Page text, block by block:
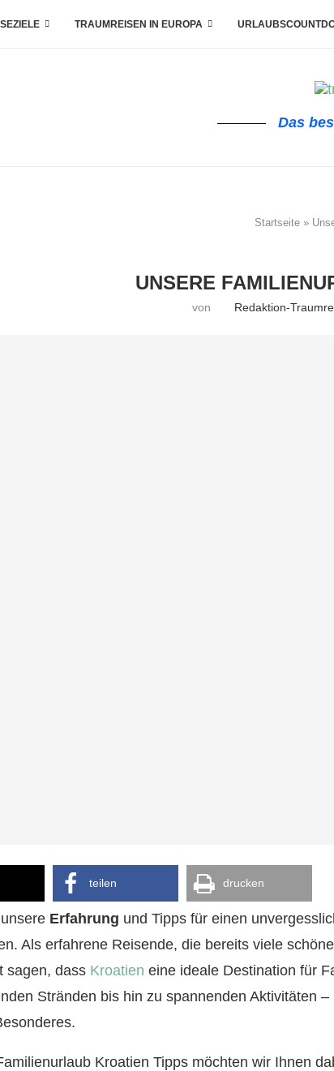
TRAUMREISEN IN EUROPA
Das
Startseite »
UNSERE
von Redaktion-
teilen drucken
Erfahrung und Tipps für einen
Als erfahrene Reisende, die bereits viele
sagen, dass Kroatien eine ideale Destination für
Stränden bis hin zu spannenden Aktivitäten
Kroatien Tipps möchten wir Ihnen